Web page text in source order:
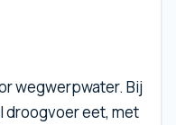
wegwerpwater. Bij
droogvoer eet, met